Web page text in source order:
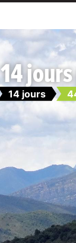
14
14 jours